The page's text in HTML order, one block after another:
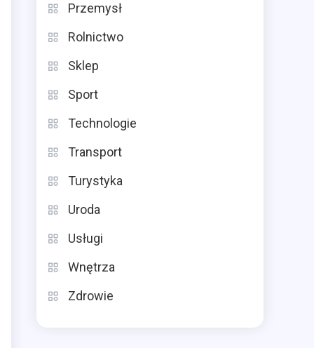
Przemysł
Rolnictwo
Sklep
Sport
Technologie
Transport
Turystyka
Uroda
Usługi
Wnętrza
Zdrowie